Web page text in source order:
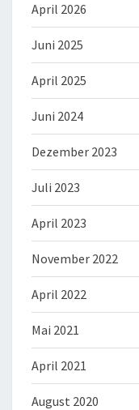
April 2026
Juni 2025
April 2025
Juni 2024
Dezember 2023
Juli 2023
April 2023
November 2022
April 2022
Mai 2021
April 2021
August 2020